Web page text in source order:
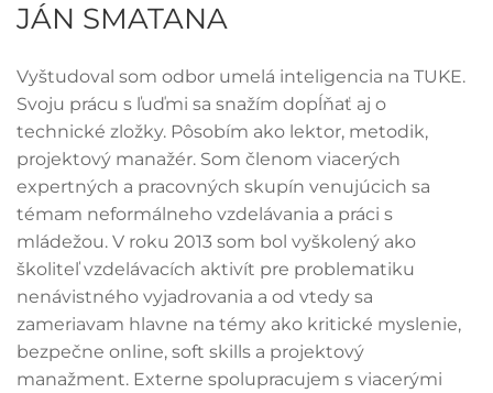
JÁN SMATANA
Vyštudoval som odbor umelá inteligencia na TUKE.
Svoju prácu s ľuďmi sa snažím dopĺňať aj o
technické zložky. Pôsobím ako lektor, metodik,
projektový manažér. Som členom viacerých
expertných a pracovných skupín venujúcich sa
témam neformálneho vzdelávania a práci s
mládežou. V roku 2013 som bol vyškolený ako
školiteľ vzdelávacích aktivít pre problematiku
nenávistného vyjadrovania a od vtedy sa
zameriavam hlavne na témy ako kritické myslenie,
bezpečne online, soft skills a projektový
manažment. Externe spolupracujem s viacerými